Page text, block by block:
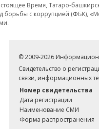
Время, Татаро-
борьбы с коррупцией (ФБК),
© 2009-2026
Свидетельство о
связи, информационных
Номер свидетельства
Дата регистрации
Наименование СМИ
Форма распространения